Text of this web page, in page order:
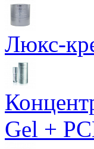
Люкс-
Gel +